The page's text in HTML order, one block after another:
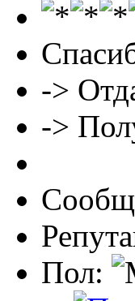
->
->
Пол: